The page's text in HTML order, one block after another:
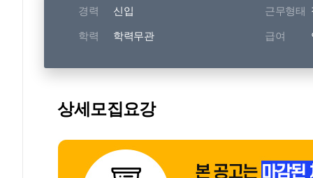
경력 신입 근무형태
학력 학력무관 급여
상세모집요강